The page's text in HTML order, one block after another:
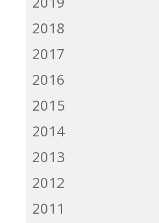
2018
2017
2016
2015
2014
2013
2012
2011